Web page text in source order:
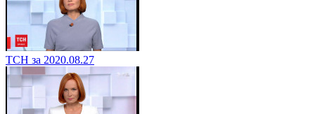
ТСН за 2020.08.27